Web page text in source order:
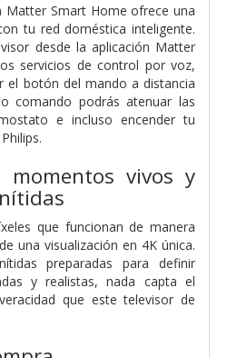
Matter Smart Home ofrece una
tu red doméstica inteligente.
desde la aplicación Matter
servicios de control por voz,
el botón del mando a distancia
comando podrás atenuar las
e incluso encender tu
momentos vivos y
que funcionan de manera
una visualización en 4K única.
preparadas para definir
y realistas, nada capta el
que este televisor de